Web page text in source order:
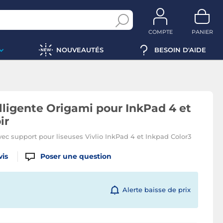
COMPTE PANIER
NOUVEAUTÉS BESOIN D'AIDE
Origami pour InkPad 4 et
support pour liseuses Vivlio InkPad 4 et Inkpad Color3
Poser une question
Alerte baisse de prix